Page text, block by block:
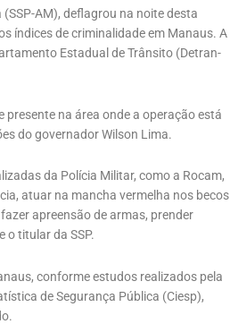
AM), deflagrou na noite desta
índices de criminalidade em Manaus. A
Estadual de Trânsito (Detran-
presente na área onde a operação está
do governador Wilson Lima.
da Polícia Militar, como a Rocam,
atuar na mancha vermelha nos becos
apreensão de armas, prender
o titular da SSP.
conforme estudos realizados pela
de Segurança Pública (Ciesp),